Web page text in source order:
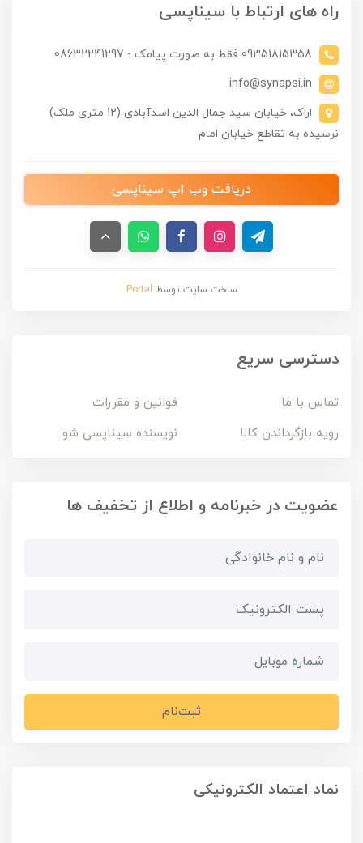
راه های ارتباط با سیناپسی
09351815358 فقط به صورت پیامک - 08632241297
info@synapsi.in
اراک، خیابان سید جمال الدین اسدآبادی (12 متری ملک)
نرسیده به تقاطع خیابان امام
دریافت وب اپ سیناپسی
ساخت سایت توسط Portal
دسترسی سریع
تماس با ما
قوانین و مقررات
رویه بازگرداندن کالا
نویسنده سیناپسی شو
عضویت در خبرنامه و اطلاع از تخفیف ها
ثبت‌نام
نماد اعتماد الکترونیکی